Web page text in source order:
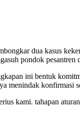
dua kasus
pondok
ini bentuk
menindak konfirmasi
kami. tahapan